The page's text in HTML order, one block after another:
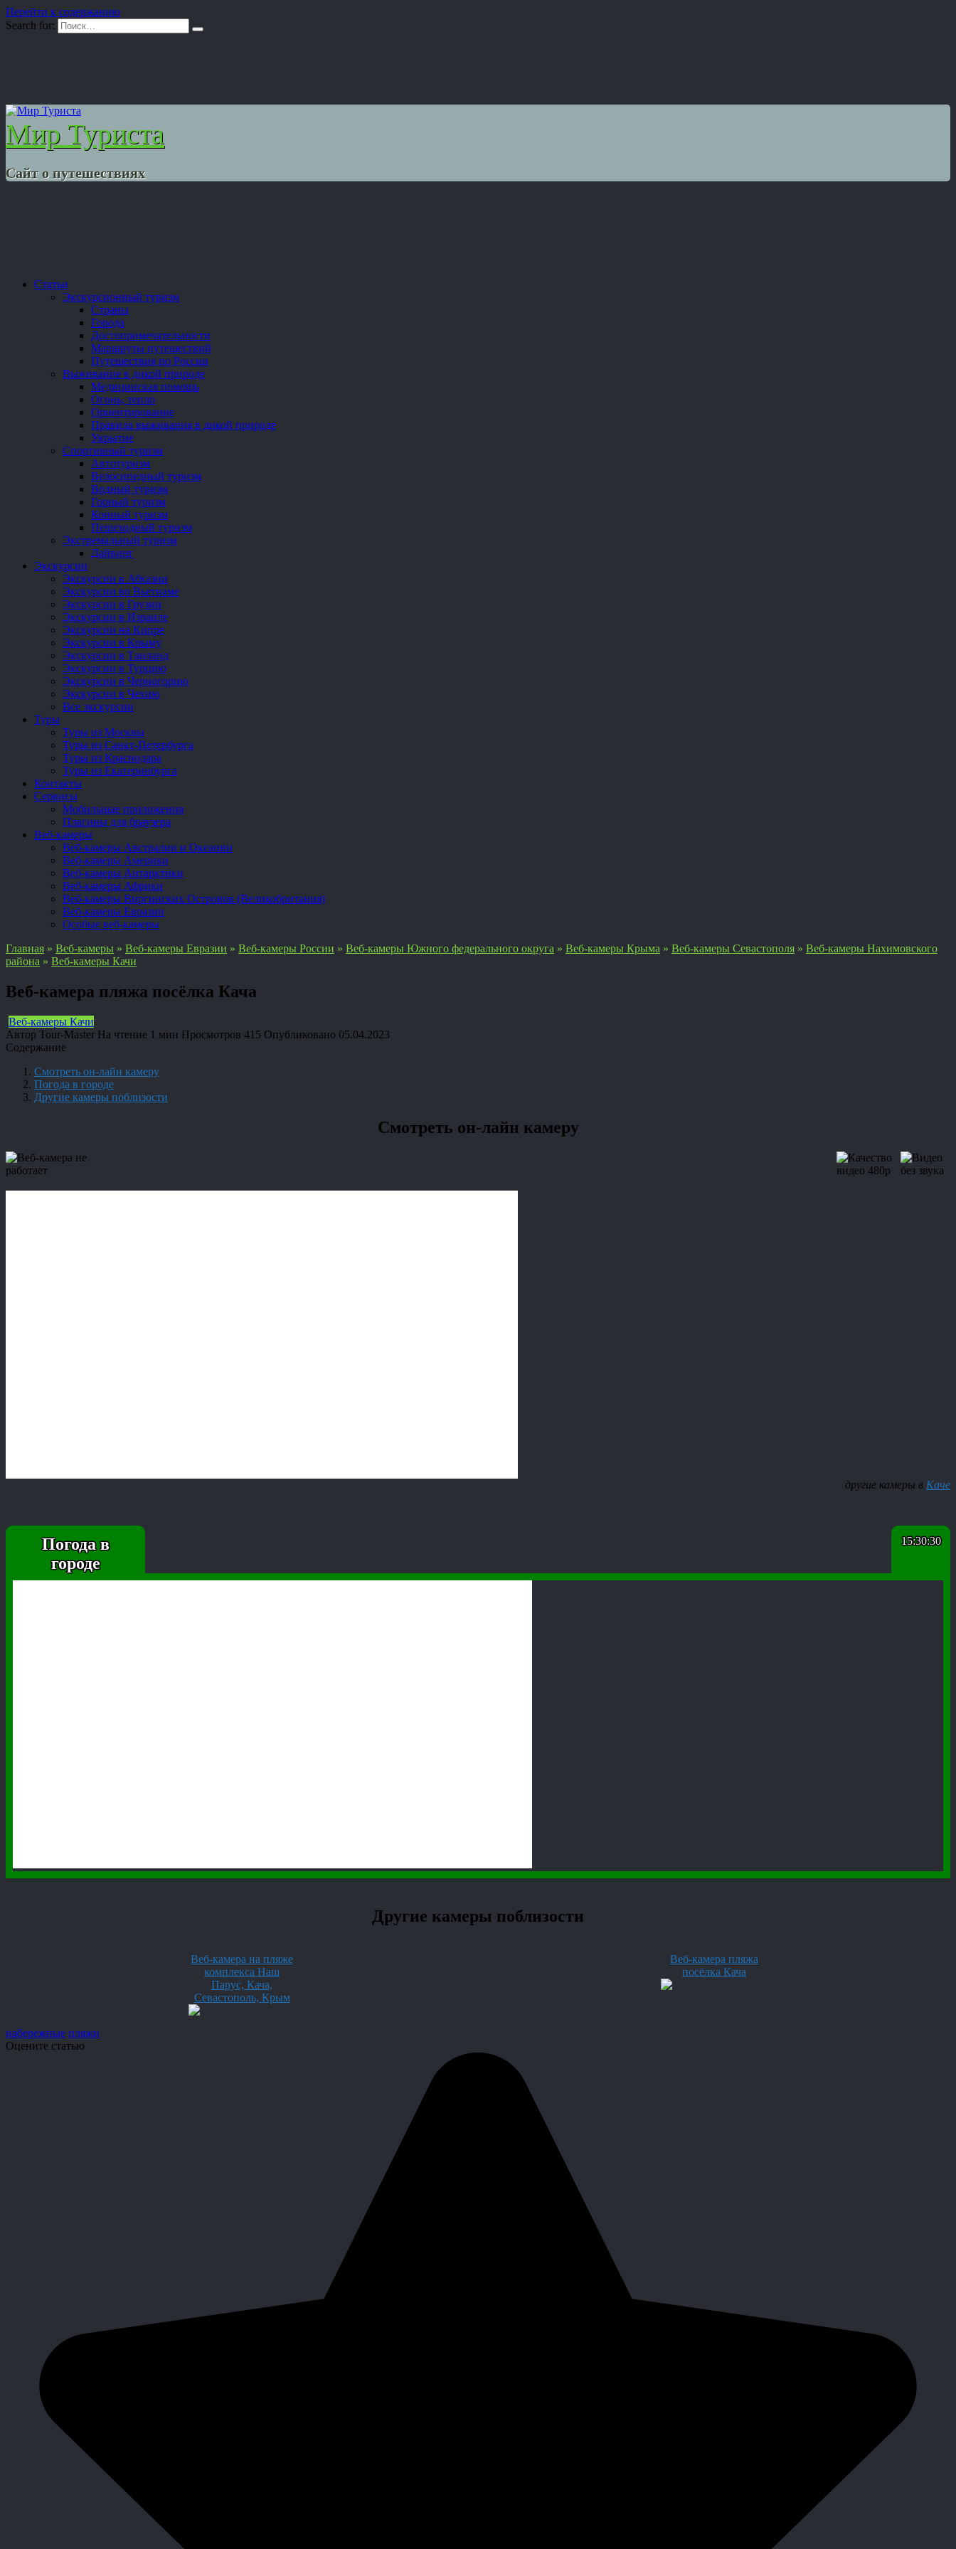
Перейти к содержанию
Search for:
Мир Туриста
Сайт о путешествиях
Статьи
Экскурсионный туризм
Страны
Города
Достопримечательности
Маршруты путешествий
Путешествия по России
Выживание в дикой природе
Медицинская помощь
Огонь, тепло
Ориентирование
Правила выживания в дикой природе
Укрытие
Спортивный туризм
Автотуризм
Велосипедный туризм
Водный туризм
Горный туризм
Конный туризм
Пешеходный туризм
Экстремальный туризм
Дайвинг
Экскурсии
Экскурсии в Абхазии
Экскурсии во Вьетнаме
Экскурсии в Грузии
Экскурсии в Израиле
Экскурсии на Кипре
Экскурсии в Крыму
Экскурсии в Таиланд
Экскурсии в Турцию
Экскурсии в Черногорию
Экскурсии в Чехию
Все экскурсии
Туры
Туры из Москвы
Туры из Санкт-Петербурга
Туры из Краснодара
Туры из Екатеринбурга
Контакты
Сервисы
Мобильные приложения
Плагины для браузера
Веб-камеры
Веб-камеры Австралии и Океании
Веб-камеры Америки
Веб-камеры Антарктики
Веб-камеры Африки
Веб-камеры Виргинских Островов (Великобритания)
Веб-камеры Евразии
Особые веб-камеры
Главная » Веб-камеры » Веб-камеры Евразии » Веб-камеры России » Веб-камеры Южного федерального округа » Веб-камеры Крыма » Веб-камеры Севастополя » Веб-камеры Нахимовского
района » Веб-камеры Качи
Веб-камера пляжа посёлка Кача
Веб-камеры Качи
Автор Tour-Master На чтение 1 мин Просмотров 415 Опубликовано 05.04.2023
Содержание
Смотреть он-лайн камеру
Погода в городе
Другие камеры поблизости
Смотреть он-лайн камеру
другие камеры в Каче
Погода в
городе
15:30:31
Другие камеры поблизости
Веб-камера на пляже
комплекса Наш
Парус, Кача,
Севастополь, Крым
Веб-камера пляжа
посёлка Кача
набережные пляжи
Оцените статью